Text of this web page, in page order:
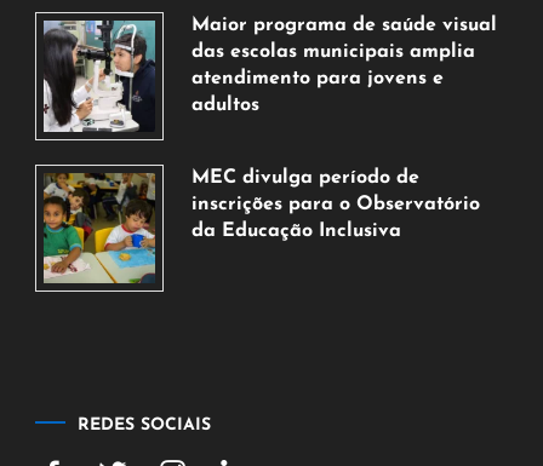
de
agosto
de
2026
Maior programa de saúde visual
das escolas municipais amplia
atendimento para jovens e
adultos
de
agosto
de
MEC divulga período de
inscrições para o Observatório
da Educação Inclusiva
REDES SOCIAIS